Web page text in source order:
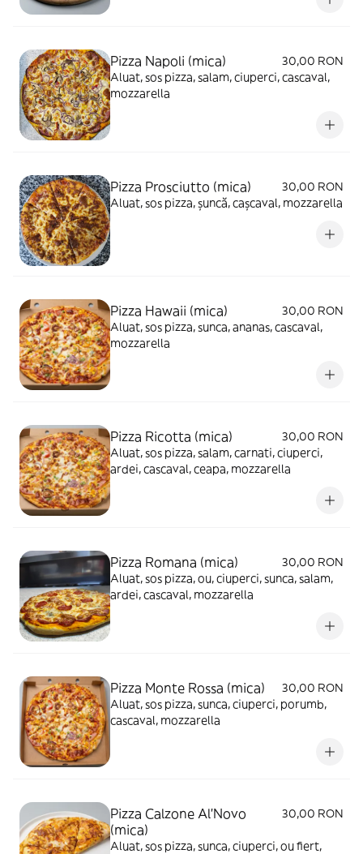
Pizza Napoli (mica)
30,00 RON
Aluat, sos pizza, salam, ciuperci, cascaval,
mozzarella
Pizza Prosciutto (mica)
30,00 RON
Aluat, sos pizza, șuncă, cașcaval, mozzarella
Pizza Hawaii (mica)
30,00 RON
Aluat, sos pizza, sunca, ananas, cascaval,
mozzarella
Pizza Ricotta (mica)
30,00 RON
Aluat, sos pizza, salam, carnati, ciuperci,
ardei, cascaval, ceapa, mozzarella
Pizza Romana (mica)
30,00 RON
Aluat, sos pizza, ou, ciuperci, sunca, salam,
ardei, cascaval, mozzarella
Pizza Monte Rossa (mica)
30,00 RON
Aluat, sos pizza, sunca, ciuperci, porumb,
cascaval, mozzarella
Pizza Calzone Al'Novo
(mica)
30,00 RON
Aluat, sos pizza, sunca, ciuperci, ou fiert,